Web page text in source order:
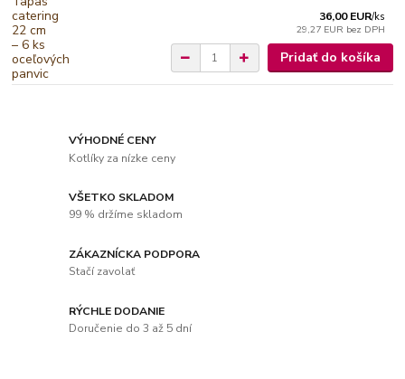
36,00 EUR/ks
29,27 EUR bez DPH
Pridať do košíka
VÝHODNÉ CENY
Kotlíky za nízke ceny
VŠETKO SKLADOM
99 % držíme skladom
ZÁKAZNÍCKA PODPORA
Stačí zavolať
RÝCHLE DODANIE
Doručenie do 3 až 5 dní